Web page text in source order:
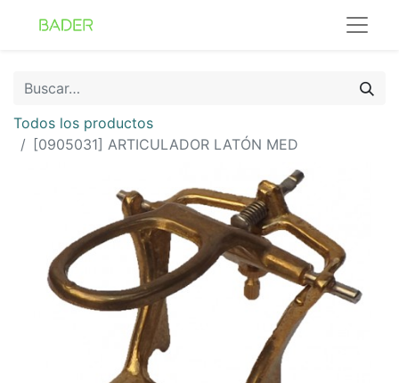
Todos los productos
[0905031] ARTICULADOR LATÓN MED